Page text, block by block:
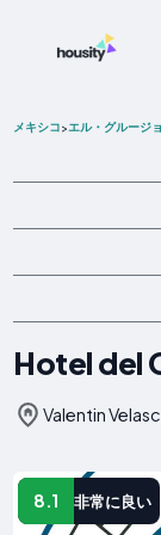
メキシコ>エル・グルージョ
Hotel del
Valentin
8.1 非常に良い